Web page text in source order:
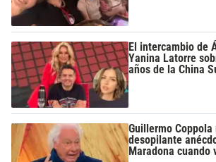
El intercambio de
Yanina Latorre
años de la China
Guillermo Coppola
desopilante
Maradona cuando